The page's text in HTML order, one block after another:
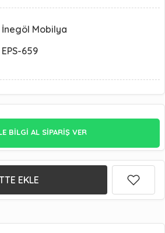
İnegöl Mobilya
EPS-659
BİLGİ AL SİPARİŞ VER
EKLE